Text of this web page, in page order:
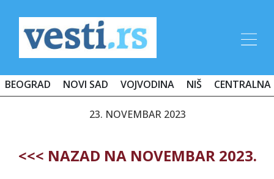
BEOGRAD NOVI SAD VOJVODINA NIŠ CENTRALNA
23. NOVEMBAR 2023
<<< NAZAD NA NOVEMBAR 2023.